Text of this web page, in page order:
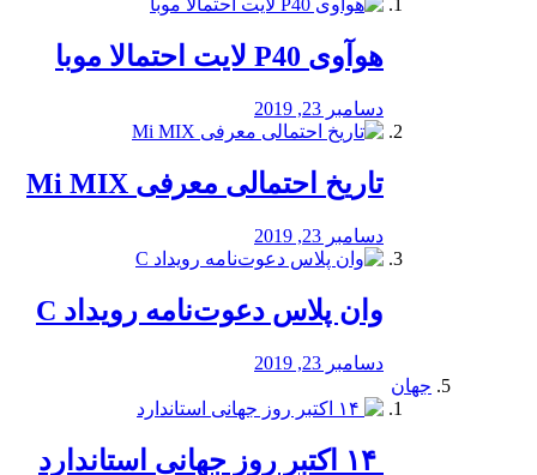
هوآوی P40 لایت احتمالا موبا
دسامبر 23, 2019
تاریخ احتمالی معرفی Mi MIX
دسامبر 23, 2019
وان پلاس دعوت‌نامه رویداد C
دسامبر 23, 2019
جهان